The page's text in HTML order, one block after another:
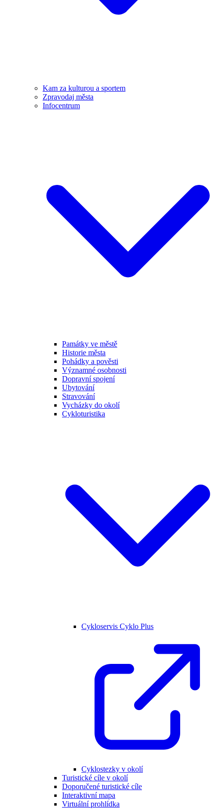
Kam za kulturou a sportem
Zpravodaj města
Infocentrum
Památky ve městě
Historie města
Pohádky a pověsti
Významné osobnosti
Dopravní spojení
Ubytování
Stravování
Vycházky do okolí
Cykloturistika
Cykloservis Cyklo Plus
Cyklostezky v okolí
Turistické cíle v okolí
Doporučené turistické cíle
Interaktivní mapa
Virtuální prohlídka